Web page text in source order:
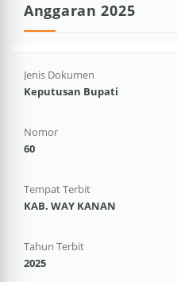
Anggaran 2025
Jenis Dokumen
Keputusan Bupati
Nomor
60
Tempat Terbit
KAB. WAY KANAN
Tahun Terbit
2025